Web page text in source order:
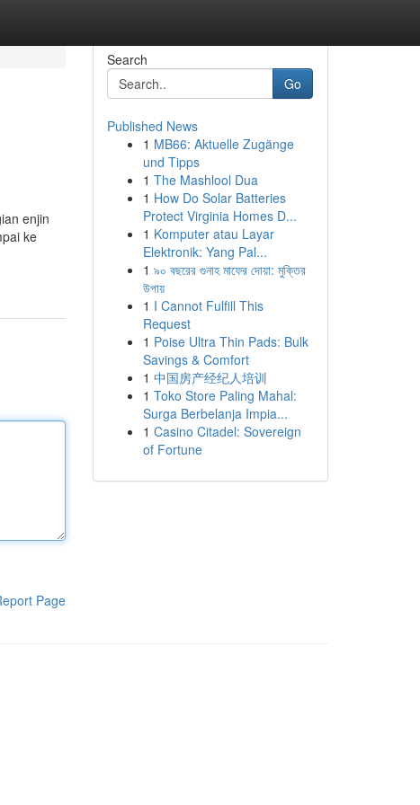
enjin
ke
Page
Search
Go
Published News
1 MB66: Aktuelle Zugänge
und Tipps
1 The Mashlool Dua
1 How Do Solar Batteries
Protect Virginia Homes D...
1 Komputer atau Layar
Elektronik: Yang Pal...
1 ৯০ বছরের গুনাহ মাফের দোয়া: মুক্তির
উপায়
1 I Cannot Fulfill This
Request
1 Poise Ultra Thin Pads: Bulk
Savings & Comfort
1 中国房产经纪人培训
1 Toko Store Paling Mahal:
Surga Berbelanja Impia...
1 Casino Citadel: Sovereign
of Fortune